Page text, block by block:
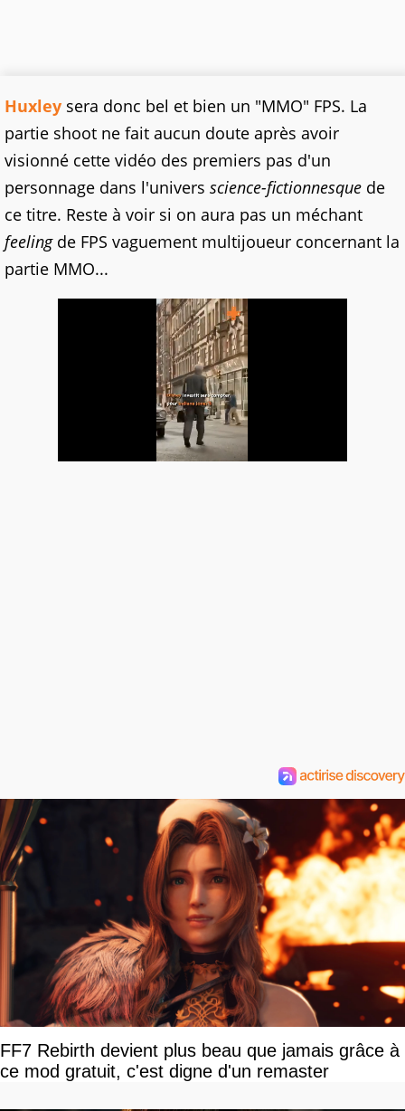
Huxley sera donc bel et bien un "MMO" FPS. La
partie shoot ne fait aucun doute après avoir
visionné cette vidéo des premiers pas d'un
personnage dans l'univers science-fictionnesque de
ce titre. Reste à voir si on aura pas un méchant
feelingde FPS vaguement multijoueur concernant la
partie MMO...
FF7 Rebirth devient plus beau que jamais grâce à
ce mod gratuit, c'est digne d'un remaster